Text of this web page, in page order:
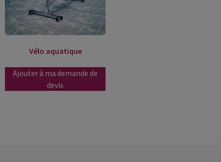
Vélo aquatique
Ajouter à ma demande de
devis